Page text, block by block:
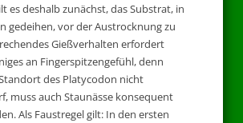
es deshalb zunächst, das Substrat, in
gedeihen, vor der Austrocknung zu
Gießverhalten erfordert
an Fingerspitzengefühl, denn
des Platycodon nicht
muss auch Staunässe konsequent
Als Faustregel gilt: In den ersten